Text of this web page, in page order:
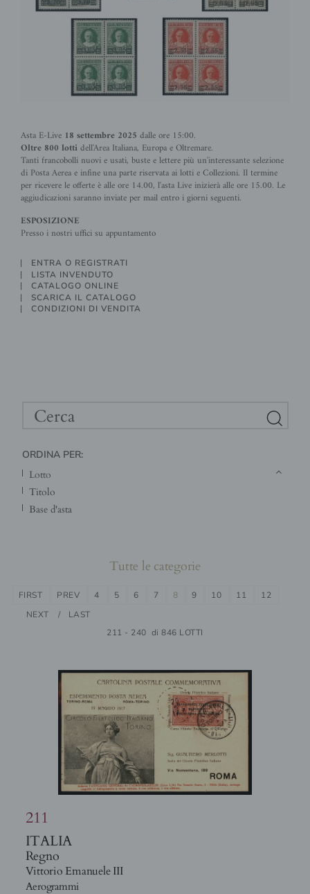
Asta E-Live 18 settembre 2025 dalle ore 15:00.
Oltre 800 lottidell'Area Italiana, Europa e Oltremare.
Tanti francobolli nuovi e usati, buste e lettere più un'interessante selezione
di Posta Aerea e infine una parte riservata ai lotti e Collezioni. Il termine
per ricevere le offerte è alle ore 14.00, l'asta Live inizierà alle ore 15.00. Le
aggiudicazioni saranno inviate per mail entro i giorni seguenti.
ESPOSIZIONE
Presso i nostri uffici su appuntamento
ENTRA O REGISTRATI
LISTA INVENDUTO
CATALOGO ONLINE
SCARICA IL CATALOGO
CONDIZIONI DI VENDITA
ORDINA PER:
lotto
titolo
base d'asta
Tutte le categorie
211 - 240 di 846 LOTTI
FIRST PREV 4 5 6 7 8 9 10 11
12
NEXT
LAST
211
ITALIA
Regno
Vittorio Emanuele III
Aerogrammi